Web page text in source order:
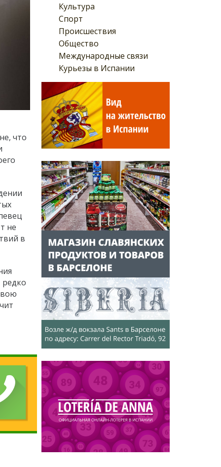
Культура
Спорт
Происшествия
Общество
Международные связи
Курьезы в Испании
что
не
в
редко